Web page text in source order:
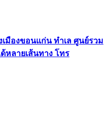
มืองขอนแก่น ทำเล ศูนย์รวม
หลายเส้นทาง โทร